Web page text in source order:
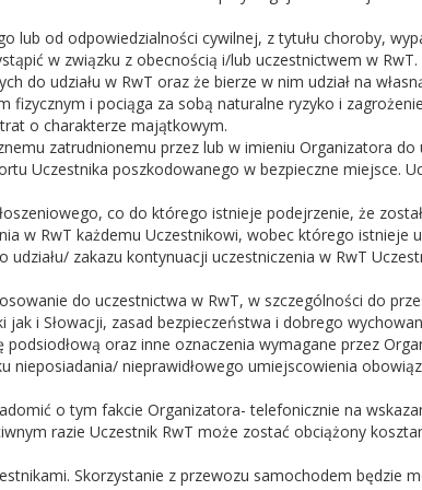
lub od odpowiedzialności cywilnej, z tytułu choroby,
w związku z obecnością i/lub uczestnictwem w RwT.
do udziału w RwT oraz że bierze w nim udział na
fizycznym i pociąga za sobą naturalne ryzyko i
o charakterze majątkowym.
zatrudnionemu przez lub w imieniu Organizatora do
Uczestnika poszkodowanego w bezpieczne miejsce.
co do którego istnieje podejrzenie, że
w RwT każdemu Uczestnikowi, wobec którego istnieje
zakazu kontynuacji uczestniczenia w RwT
do uczestnictwa w RwT, w szczególności do
i Słowacji, zasad bezpieczeństwa i dobrego
oraz inne oznaczenia wymagane przez
nieposiadania/ nieprawidłowego umiejscowienia
o tym fakcie Organizatora- telefonicznie na
razie Uczestnik RwT może zostać obciążony
Skorzystanie z przewozu samochodem będzie